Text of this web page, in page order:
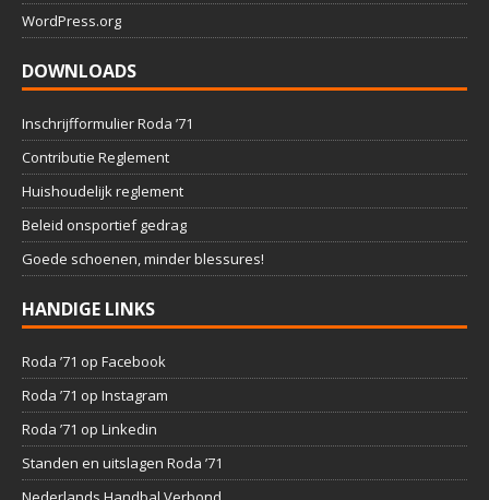
WordPress.org
DOWNLOADS
Inschrijfformulier Roda ’71
Contributie Reglement
Huishoudelijk reglement
Beleid onsportief gedrag
Goede schoenen, minder blessures!
HANDIGE LINKS
Roda ’71 op Facebook
Roda ’71 op Instagram
Roda ’71 op Linkedin
Standen en uitslagen Roda ’71